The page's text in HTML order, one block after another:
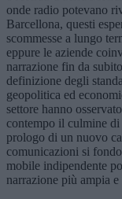
onde radio potevano
Barcellona, questi
scommesse a lungo
eppure le aziende
narrazione fin da
definizione degli
geopolitica ed
settore hanno
contempo il culmine
prologo di un nuovo
comunicazioni si
mobile indipendente
narrazione più ampia